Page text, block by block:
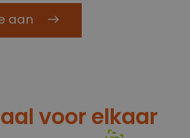
aan
voor elkaar